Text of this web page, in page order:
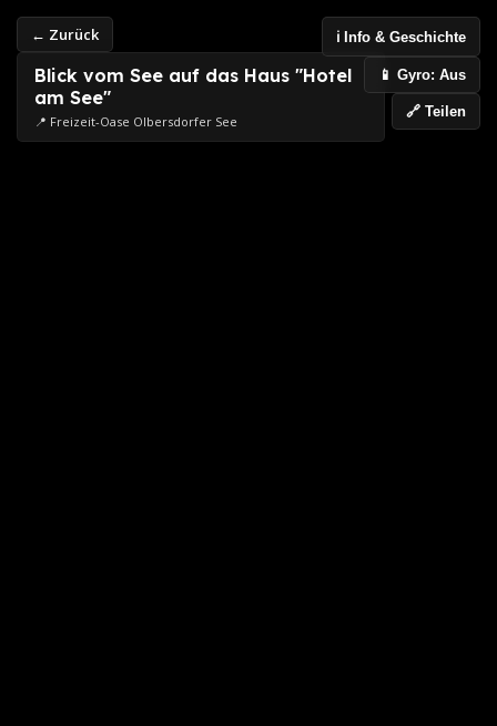
← Zurück
Blick vom See auf das Haus "Hotel
am See"
📍 Freizeit-Oase Olbersdorfer See
ℹ️ Info & Geschichte
📱 Gyro: Aus
🔗 Teilen